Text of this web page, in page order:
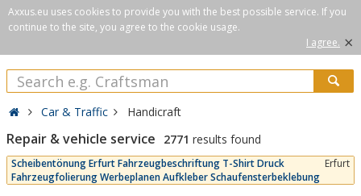
Axxus.eu uses cookies to provide you with the best possible service. If you
continue to the site, you agree to the cookie usage.
I agree. ×
Car & Traffic Handicraft
Repair & vehicle service 2771 results found
Scheibentönung Erfurt Fahrzeugbeschriftung T-Shirt Druck
Fahrzeugfolierung Werbeplanen Aufkleber Schaufensterbeklebung
Erfurt